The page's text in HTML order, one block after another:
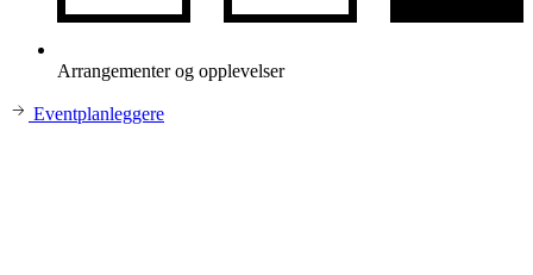
Arrangementer og opplevelser
Eventplanleggere